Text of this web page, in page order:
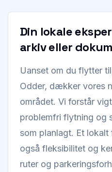
Din lokale
arkiv eller
Uanset om du flytter
Odder, dækker vores
området. Vi forstår
problemfri flytning og
som planlagt. Et
også fleksibilitet og
ruter og